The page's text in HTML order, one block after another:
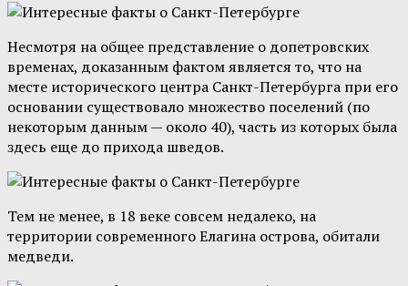
Несмотря на общее представление о допетровских
временах, доказанным фактом является то, что на
месте исторического центра Санкт-Петербурга при его
основании существовало множество поселений (по
некоторым данным — около 40), часть из которых была
здесь еще до прихода шведов.
Тем не менее, в 18 веке совсем недалеко, на
территории современного Елагина острова, обитали
медведи.